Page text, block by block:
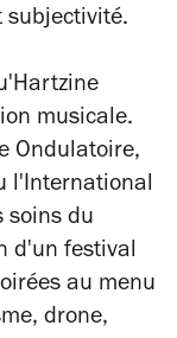
subjectivité.
musicale.
Ondulatoire,
l'International
soins du
d'un festival
au menu
drone,